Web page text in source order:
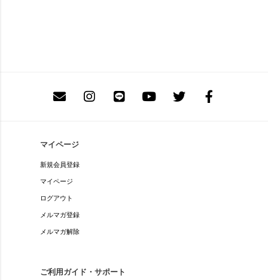
マイページ
新規会員登録
マイページ
ログアウト
メルマガ登録
メルマガ解除
ご利用ガイド・サポート